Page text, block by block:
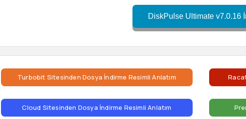
DiskPulse Ultimate v7.0.16
Turbobit Sitesinden Dosya İndirme Resimli Anlatım
Cloud Sitesinden Dosya İndirme Resimli Anlatım